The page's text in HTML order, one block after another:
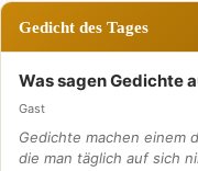
Gedicht des Tages
Was sagen Gedichte
Gast
Gedichte machen einem
die man täglich auf sich